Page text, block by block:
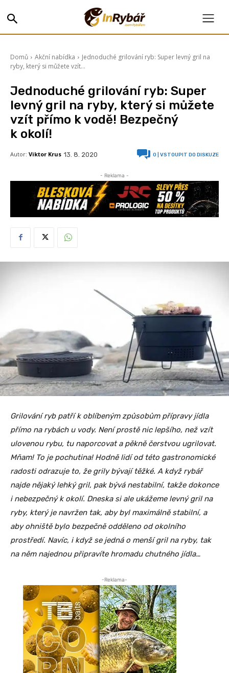
Domů Akční nabídka
Jednoduché grilování ryb: Super levný gril na
ryby, který si můžete vzít...
Jednoduché grilování ryb: Super
levný gril na ryby, který si můžete
vzít přímo k vodě! Bezpečný
k okolí!
Autor: Viktor Krus 13. 8. 2020 0 | VSTOUPIT DO DISKUZE
- Reklama -
Grilování ryb patří k oblíbeným způsobům přípravy jídla
přímo na rybách u vody. Není prostě nic lepšího, než vzít
ulovenou rybu, tu naporcovat a pěkně čerstvou ugrilovat.
Mňam! To je pochutina! Hodně lidí od této gastronomické
radosti odrazuje to, že grily bývají těžké. A když rybář
najde nějaký lehký gril, pak bývá nestabilní, takže dokonce
i nebezpečný k okolí. Dneska si ale ukážeme levný gril na
ryby, který je navržen tak, aby byl maximálně stabilní, a
aby ohniště bylo bezpečně odděleno od okolního
prostředí. Navíc, i když se jedná o menší gril na ryby, tak
na něm najednou připravíte hromadu chutného jídla…
-Reklama-